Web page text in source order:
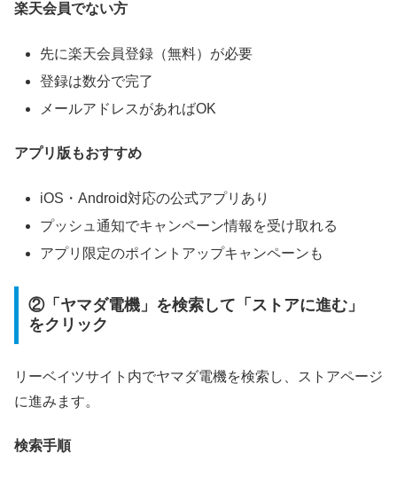
楽天会員でない方
先に楽天会員登録（無料）が必要
登録は数分で完了
メールアドレスがあればOK
アプリ版もおすすめ
iOS・Android対応の公式アプリあり
プッシュ通知でキャンペーン情報を受け取れる
アプリ限定のポイントアップキャンペーンも
②「ヤマダ電機」を検索して「ストアに進む」
をクリック
リーベイツサイト内でヤマダ電機を検索し、ストアページ
に進みます。
検索手順